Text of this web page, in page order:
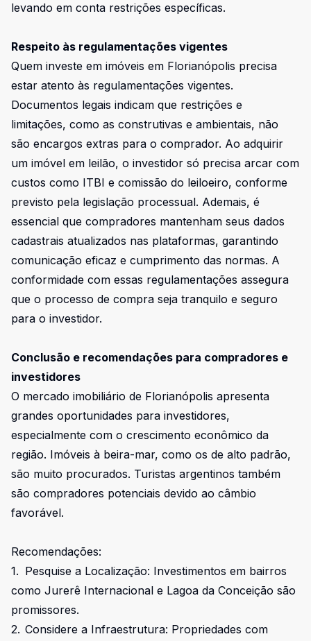
levando em conta restrições específicas.
Respeito às regulamentações vigentes
Quem investe em imóveis em Florianópolis precisa
estar atento às regulamentações vigentes.
Documentos legais indicam que restrições e
limitações, como as construtivas e ambientais, não
são encargos extras para o comprador. Ao adquirir
um imóvel em leilão, o investidor só precisa arcar com
custos como ITBI e comissão do leiloeiro, conforme
previsto pela legislação processual. Ademais, é
essencial que compradores mantenham seus dados
cadastrais atualizados nas plataformas, garantindo
comunicação eficaz e cumprimento das normas. A
conformidade com essas regulamentações assegura
que o processo de compra seja tranquilo e seguro
para o investidor.
Conclusão e recomendações para compradores e
investidores
O mercado imobiliário de Florianópolis apresenta
grandes oportunidades para investidores,
especialmente com o crescimento econômico da
região. Imóveis à beira-mar, como os de alto padrão,
são muito procurados. Turistas argentinos também
são compradores potenciais devido ao câmbio
favorável.
Recomendações:
1. Pesquise a Localização: Investimentos em bairros
como Jurerê Internacional e Lagoa da Conceição são
promissores.
2. Considere a Infraestrutura: Propriedades com